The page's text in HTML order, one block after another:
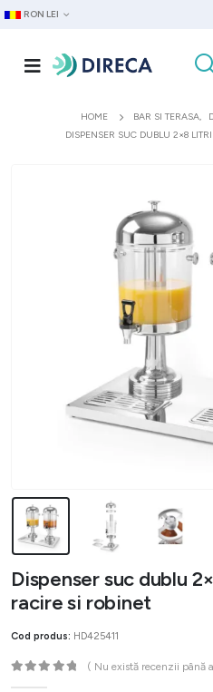
RON LEI
HOME BAR SI TERASA,
DISPENSER SUC DUBLU 2×8
Dispenser suc dublu
racire si robinet
Cod produs: HD425411
( Nu există recenzii până